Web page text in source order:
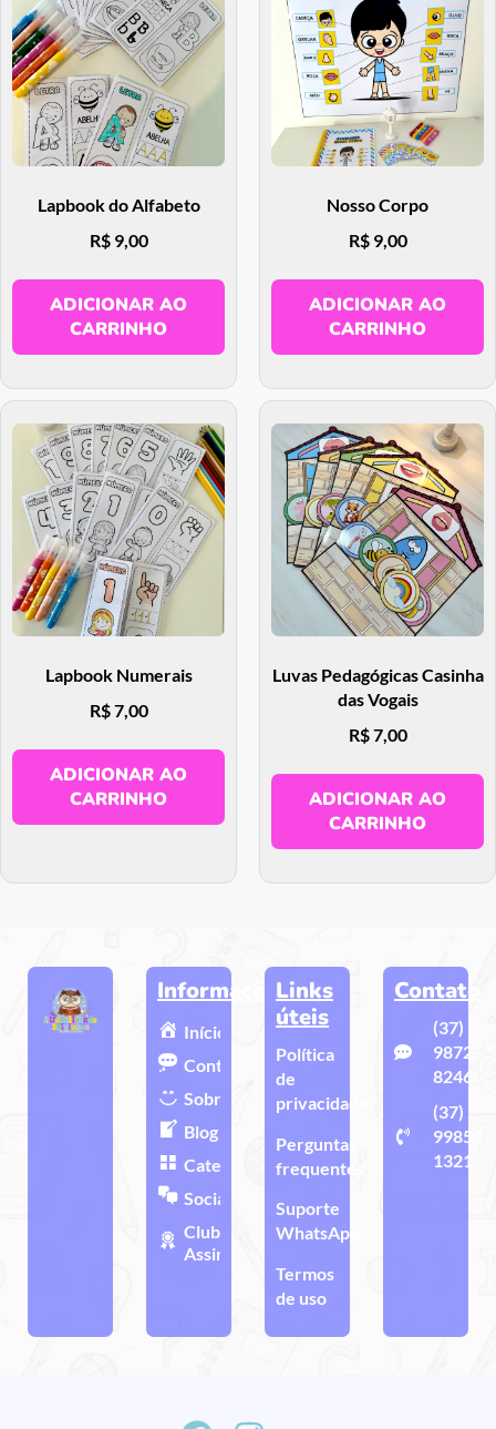
Lapbook do Alfabeto
R$9,00
ADICIONAR AO
CARRINHO
Nosso Corpo
R$9,00
ADICIONAR AO
CARRINHO
Lapbook Numerais
R$7,00
ADICIONAR AO
CARRINHO
Luvas Pedagógicas Casinha
das Vogais
R$7,00
ADICIONAR AO
CARRINHO
Informações
Início
Contato
Sobre
Blog
Categorias
Sociais
Clube de
Assinatura
Links
úteis
Política
de
privacidade
Perguntas
frequentes
Suporte
WhatsApp
Termos
de uso
Contato
(37)
9872-
8246
(37)
99858-
1321